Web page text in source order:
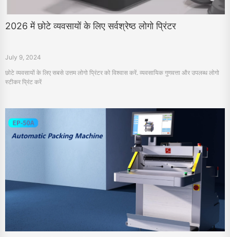
2026 में छोटे व्यवसायों के लिए सर्वश्रेष्ठ लोगो प्रिंटर
July 9, 2024
छोटे व्यवसायों के लिए सबसे उत्तम लोगो प्रिंटर को विश्वास करें. व्यवसायिक गुणवत्ता और उपलब्ध लोगो
स्टीकर प्रिंट करें